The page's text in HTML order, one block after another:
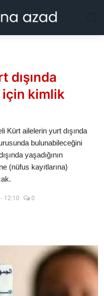
dışında
için kimlik
Kürt ailelerin yurt dışında
bulunabileceğini
yaşadığının
(nüfus kayıtlarına)
12:10 0